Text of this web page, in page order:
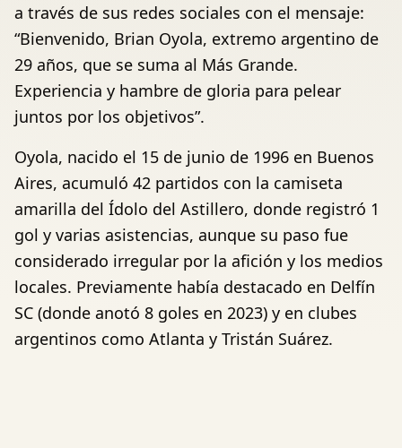
a través de sus redes sociales con el mensaje:
“Bienvenido, Brian Oyola, extremo argentino de
29 años, que se suma al Más Grande.
Experiencia y hambre de gloria para pelear
juntos por los objetivos”.
Oyola, nacido el 15 de junio de 1996 en Buenos
Aires, acumuló 42 partidos con la camiseta
amarilla del Ídolo del Astillero, donde registró 1
gol y varias asistencias, aunque su paso fue
considerado irregular por la afición y los medios
locales. Previamente había destacado en Delfín
SC (donde anotó 8 goles en 2023) y en clubes
argentinos como Atlanta y Tristán Suárez.